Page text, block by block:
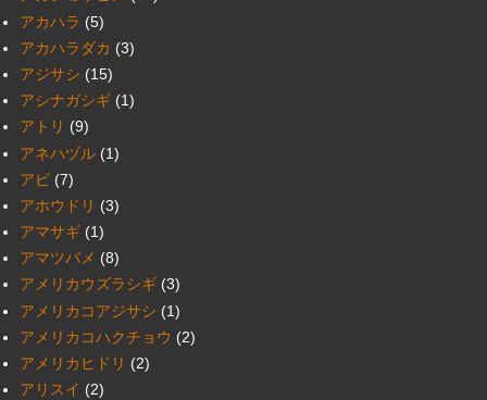
アカハラ (5)
アカハラダカ (3)
アジサシ (15)
アシナガシギ (1)
アトリ (9)
アネハヅル (1)
アビ (7)
アホウドリ (3)
アマサギ (1)
アマツバメ (8)
アメリカウズラシギ (3)
アメリカコアジサシ (1)
アメリカコハクチョウ (2)
アメリカヒドリ (2)
アリスイ (2)